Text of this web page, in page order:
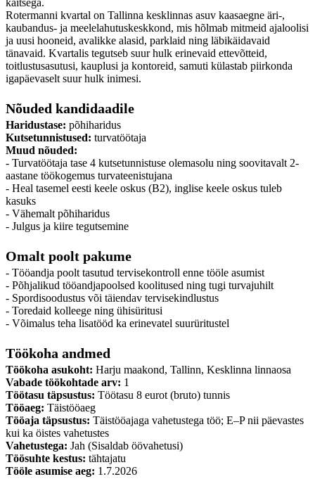
Rotermanni kvartal on Tallinna kesklinnas asuv kaasaegne äri-,
kaubandus- ja meelelahutuskeskkond, mis hõlmab mitmeid ajaloolisi
ja uusi hooneid, avalikke alasid, parklaid ning läbikäidavaid
tänavaid. Kvartalis tegutseb suur hulk erinevaid ettevõtteid,
toitlustusasutusi, kauplusi ja kontoreid, samuti külastab piirkonda
igapäevaselt suur hulk inimesi.
Nõuded kandidaadile
Haridustase: põhiharidus
Kutsetunnistused: turvatöötaja
Muud nõuded:
- Turvatöötaja tase 4 kutsetunnistuse olemasolu ning soovitavalt 2-
aastane töökogemus turvateenistujana
- Heal tasemel eesti keele oskus (B2), inglise keele oskus tuleb
kasuks
- Vähemalt põhiharidus
- Julgus ja kiire tegutsemine
Omalt poolt pakume
- Tööandja poolt tasutud tervisekontroll enne tööle asumist
- Põhjalikud tööandjapoolsed koolitused ning tugi turvajuhilt
- Spordisoodustus või täiendav tervisekindlustus
- Toredaid kolleege ning ühisüritusi
- Võimalus teha lisatööd ka erinevatel suurüritustel
Töökoha andmed
Töökoha asukoht: Harju maakond, Tallinn, Kesklinna linnaosa
Vabade töökohtade arv: 1
Töötasu täpsustus: Töötasu 8 eurot (bruto) tunnis
Tööaeg: Täistööaeg
Tööaja täpsustus: Täistööajaga vahetustega töö; E–P nii päevastes
kui ka öistes vahetustes
Vahetustega: Jah (Sisaldab öövahetusi)
Töösuhte kestus: tähtajatu
Tööle asumise aeg: 1.7.2026